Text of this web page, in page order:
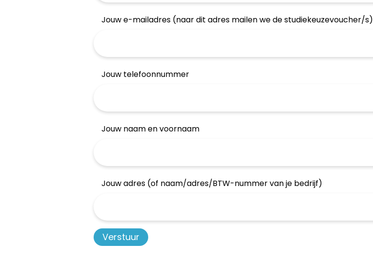
Jouw e-mailadres (naar dit adres mailen we de studiekeuzevoucher/s)
Jouw telefoonnummer
Jouw naam en voornaam
Jouw adres (of naam/adres/BTW-nummer van je bedrijf)